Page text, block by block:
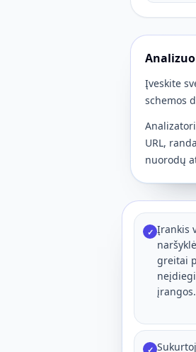
Įveskite
schemos
URL,
nuorodų
✓ Įrankis
greitai
įrangos.
✓